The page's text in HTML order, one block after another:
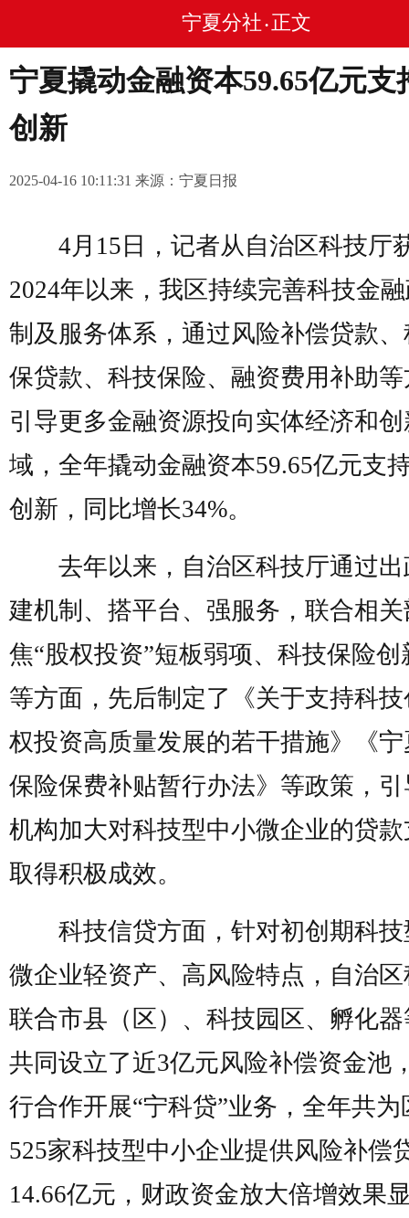
宁夏分社 • 正文
宁夏撬动金融资本59.65亿元支
创新
2025-04-16 10:11:31 来源：宁夏日报
4月15日，记者从自治区科技厅
2024年以来，我区持续完善科技金
制及服务体系，通过风险补偿贷款
保贷款、科技保险、融资费用补助
引导更多金融资源投向实体经济和
域，全年撬动金融资本59.65亿元支
创新，同比增长34%。
去年以来，自治区科技厅通过出
建机制、搭平台、强服务，联合相
焦“股权投资”短板弱项、科技保险创
等方面，先后制定了《关于支持科
权投资高质量发展的若干措施》《
保险保费补贴暂行办法》等政策，
机构加大对科技型中小微企业的贷
取得积极成效。
科技信贷方面，针对初创期科技
微企业轻资产、高风险特点，自治
联合市县（区）、科技园区、孵化
共同设立了近3亿元风险补偿资金池
行合作开展“宁科贷”业务，全年共为
525家科技型中小企业提供风险补偿
14.66亿元，财政资金放大倍增效果